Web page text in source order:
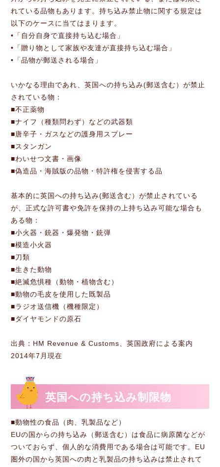
れている品物もあります。持ち込み禁止物に関する規定は
以下のケースに当てはまります。
•「自分自身で直接持ち込む場合」
•「贈り物として家族や友達が直接持ち込む場合」
•「品物が郵送される場合」
いかなる理由であれ、英国への持ち込み(郵送含む）が禁止
されている物：
■不正薬物
■ナイフ（種類問わず）などの武器類
■唐辛子・ガスなどの護身用スプレー
■スタンガン
■わいせつ文書・画像
■偽造品・海賊版の品物・特許権を侵害する品
基本的に英国への持ち込み(郵送含む）が禁止されている
が、正式な許可書や免許を保持の上持ち込み可能な場合も
ある物：
■小火器・銃器・爆発物・銃弾
■模造小火器
■刀類
■生きた動物
■絶滅危惧種（動物・植物含む）
■動物の毛皮を使用した既製品
■ラジオ送信機（機種限定）
■ダイヤモンドの原石
出典：HM Revenue & Customs、英国政府による案内
2014年7月現在
英国への持ち込み制限物
■動物性の食品（肉、乳製品など）
EUの国からの持ち込み（郵送含む）は食品に病原菌などが
ついておらず、個人的な消費用である場合は可能です。EU
圏外の国から英国への肉と乳製品の持ち込みは禁止されて